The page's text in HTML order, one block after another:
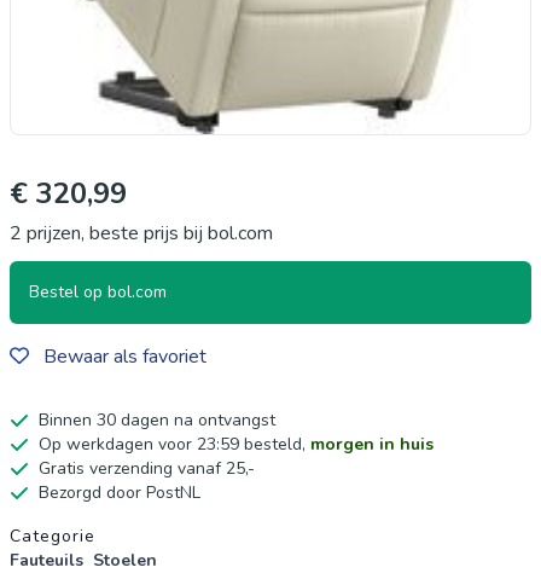
€ 320,99
2 prijzen, beste prijs bij bol.com
Bestel op bol.com
Bewaar als favoriet
Binnen 30 dagen na ontvangst
Op werkdagen voor 23:59 besteld, morgen in huis
Gratis verzending vanaf 25,-
Bezorgd door PostNL
Productgegevens
Categorie
Fauteuils Stoelen